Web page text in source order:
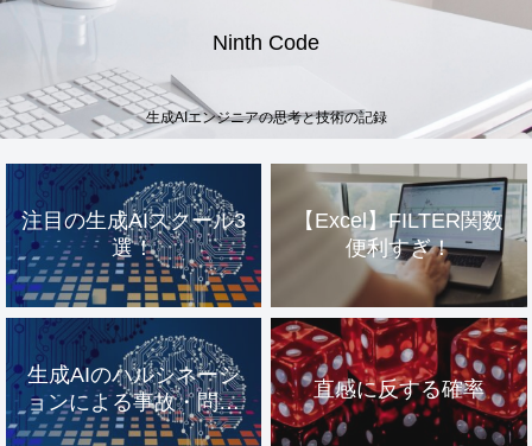
Ninth Code
生成AIエンジニアの思考と技術の記録
注目の生成AIスクール3
選！
【Excel】FILTER関数
便利すぎ！
生成AIのハルシネーシ
ョンによる事故・問題
事例
直感に反する確率